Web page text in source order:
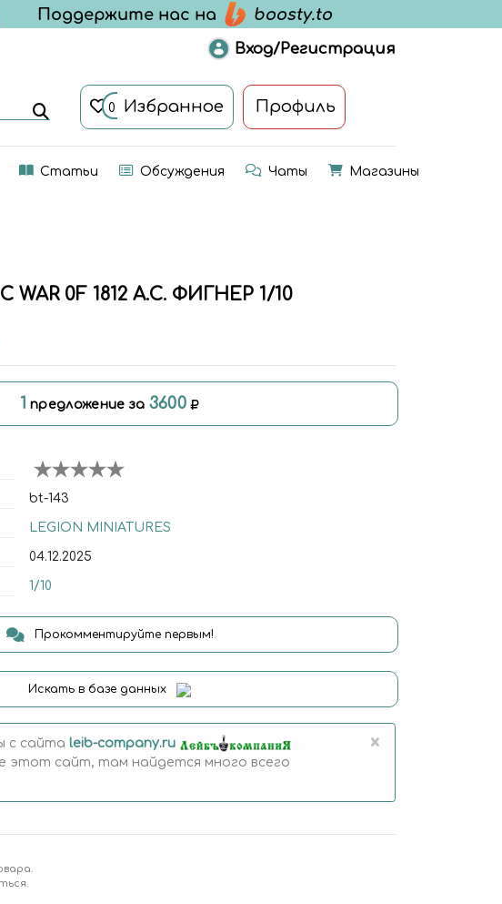
Вход/Регистрация
0 Избранное Профиль
Статьи Обсуждения Чаты Магазины
WAR 0F 1812 А.С. ФИГНЕР 1/10
1 предложение за 3600
bt-143
LEGION MINIATURES
04.12.2025
1/10
Прокомментируйте первым!
Искать в базе данных
с сайта leib-company.ru
этот сайт, там найдется много всего
×